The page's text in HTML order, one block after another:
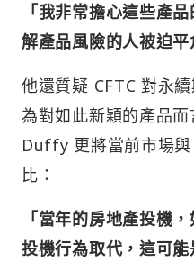
「我非常擔心這些產
解產品風險的人被迫平
他還質疑 CFTC 對永
為對如此新穎的產品
Duffy 更將當前市場
比：
「當年的房地產投機
投機行為取代，這可